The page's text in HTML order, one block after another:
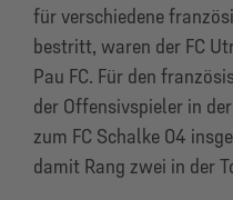
für verschiedene
bestritt, waren der FC
Pau FC. Für den
der Offensivspieler in
zum FC Schalke 04
damit Rang zwei in der